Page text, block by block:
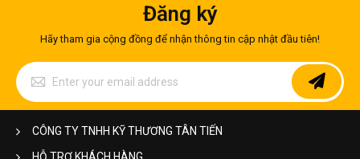
Đăng ký
Hãy tham gia cộng đồng để nhận thông tin cập nhật đầu tiên!
Sign
Up
for
Our
Newsletter:
CÔNG TY TNHH KỸ THƯƠNG TÂN TIẾN
HỖ TRỢ KHÁCH HÀNG